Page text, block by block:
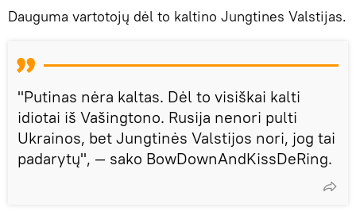
Dauguma vartotojų dėl to kaltino Jungtines Valstijas.
"Putinas nėra kaltas. Dėl to visiškai kalti
idiotai iš Vašingtono. Rusija nenori pulti
Ukrainos, bet Jungtinės Valstijos nori, jog tai
padarytų", — sako BowDownAndKissDeRing.